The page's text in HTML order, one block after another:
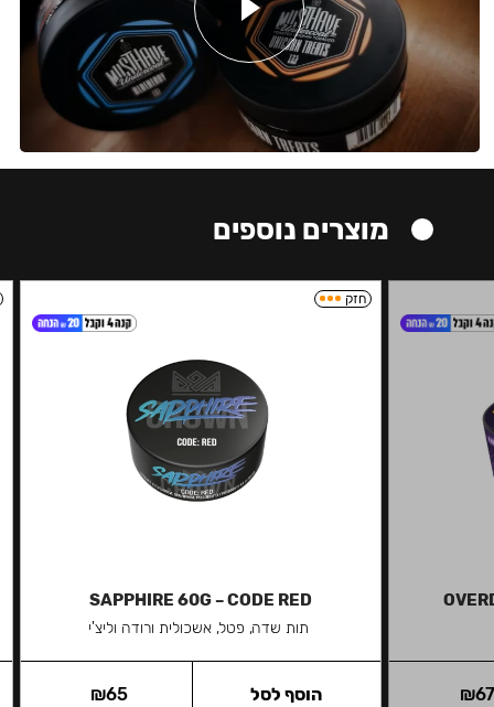
מוצרים נוספים
₪
חזק
SAPPHIRE 60G – CODE RED
תות שדה, פטל, אשכולית ורודה וליצ'י
₪65 הוסף לסל